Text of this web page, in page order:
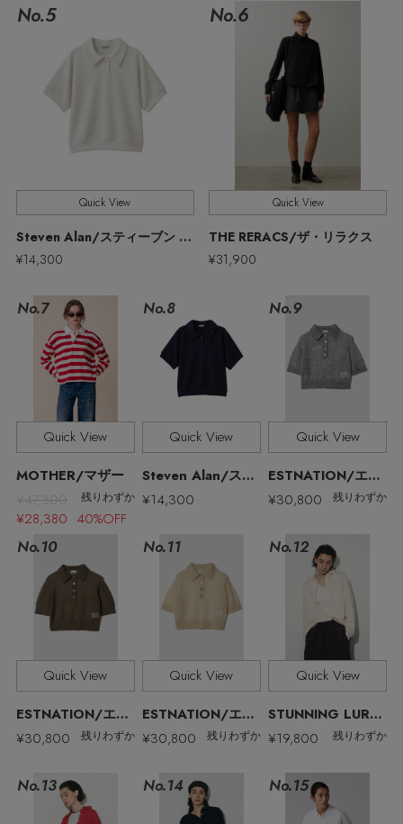
【ジュエリー】シルバーでクールに
コート
ブーツ
財布・小物
ボディバッグ・ウェストポーチ
クラッチバッグ
ボストンバッグ
スーツケース
スマートフォンケース・タブレットケース
ベルト
グローブ
レッグウェア
ポーチ
チャーム・ストラップ
その他(傘・ハンカチ・時計など)
アンクレット
チャーム
ウェア
水着・スイムウェア
CONTENTS
NEW IN BRAND
BRAND NEWS
HOT STYLE
EDITOR'S CLOSET
PERSONAL COLOR
エディター厳選ギフト
No.5
Quick View
Steven Alan/スティーブン アラン
¥14,300
No.6
Quick View
THE RERACS/ザ・リラクス
¥31,900
No.7
Quick View
MOTHER/マザー
¥47,300
残りわずか
¥28,380 40%OFF
No.8
Quick View
Steven Alan/スティーブン アラン
¥14,300
No.9
Quick View
ESTNATION/エストネーション
¥30,800
残りわずか
No.10
Quick View
ESTNATION/エストネーション
¥30,800
残りわずか
No.11
Quick View
ESTNATION/エストネーション
¥30,800
残りわずか
No.12
Quick View
STUNNING LURE/スタニングルアー
¥19,800
残りわずか
No.13 No.14 No.15